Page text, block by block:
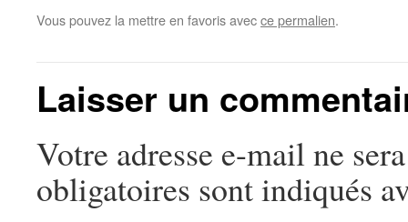
Vous pouvez la mettre en favoris avecce permalien.
Laisser un
Votre adresse e-mail ne
obligatoires sont indiqués